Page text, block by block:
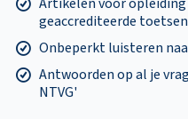
Artikelen voor
geaccrediteerde toetsen
Onbeperkt luisteren
Antwoorden op al je
NTVG'